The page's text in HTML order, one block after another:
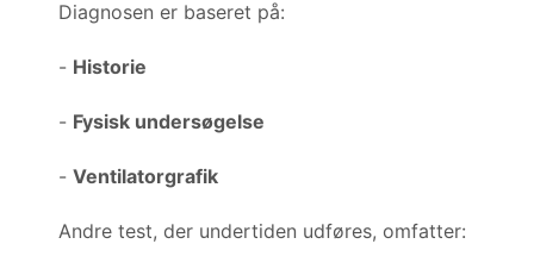
Diagnosen er baseret på:
- Historie
- Fysisk undersøgelse
- Ventilatorgrafik
Andre test, der undertiden udføres, omfatter: